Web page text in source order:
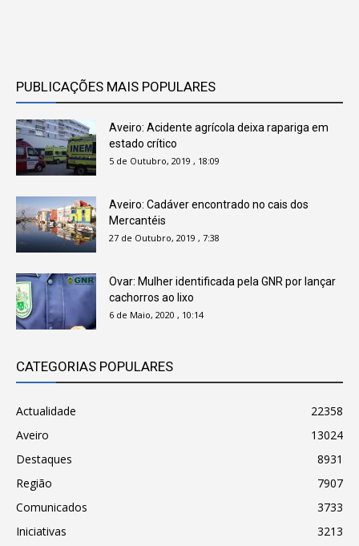
PUBLICAÇÕES MAIS POPULARES
Aveiro: Acidente agrícola deixa rapariga em
estado crítico
5 de Outubro, 2019 , 18:09
Aveiro: Cadáver encontrado no cais dos
Mercantéis
27 de Outubro, 2019 , 7:38
Ovar: Mulher identificada pela GNR por lançar
cachorros ao lixo
6 de Maio, 2020 , 10:14
CATEGORIAS POPULARES
Actualidade
22358
Aveiro
13024
Destaques
8931
Região
7907
Comunicados
3733
Iniciativas
3213